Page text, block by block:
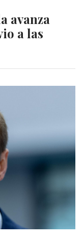
avanza
a las